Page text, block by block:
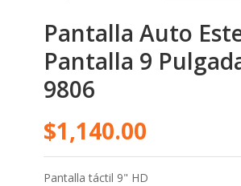
Pantalla Auto
Pantalla 9
9806
$1,140.00
Pantalla táctil 9" HD